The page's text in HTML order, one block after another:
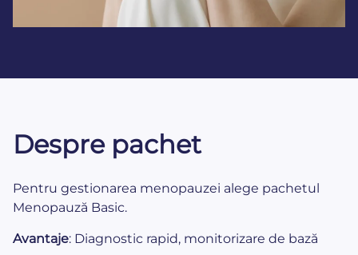
Despre pachet
Pentru gestionarea menopauzei alege pachetul
Menopauză Basic.
Avantaje: Diagnostic rapid, monitorizare de bază